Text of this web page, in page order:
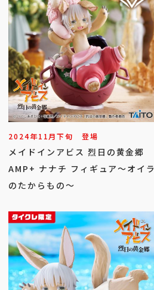
2024年11月下旬 登場
メイドインアビス 烈日の黄金郷
AMP+ ナナチ フィギュア～オイラ
のたからもの～